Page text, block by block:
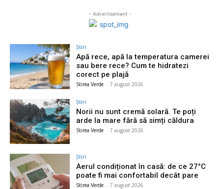
- Advertisement -
Știri
Apă rece, apă la temperatura camerei
sau bere rece? Cum te hidratezi
corect pe plajă
Stirea Verde - 7 august 2026
Știri
Norii nu sunt cremă solară. Te poți
arde la mare fără să simți căldura
Stirea Verde - 7 august 2026
Știri
Aerul condiționat în casă: de ce 27°C
poate fi mai confortabil decât pare
Stirea Verde - 7 august 2026